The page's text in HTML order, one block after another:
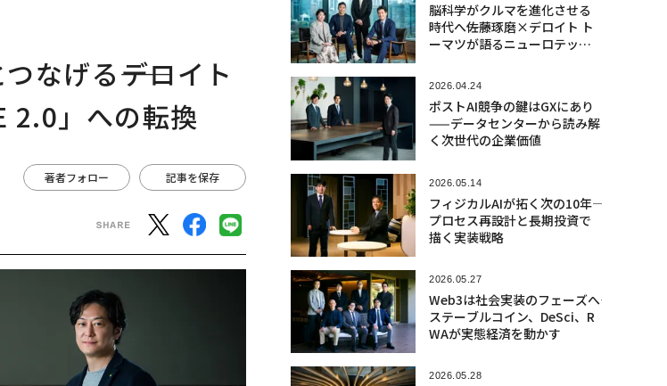
げる――デロイト
2.0」への転換
著者フォロー 記事を保存
脳科学がクルマを進化させる
時代へ――佐藤琢磨×デロイト ト
ーマツが語るニューロテック
2026.04.24
ポストAI競争の鍵はGXにあり
——データセンターから読み解
く次世代の企業価値
2026.05.14
フィジカルAIが拓く次の10年――
プロセス再設計と長期投資で
描く実装戦略
2026.05.27
Web3は社会実装のフェーズへ――
ステーブルコイン、DeSci、R
WAが実態経済を動かす
2026.05.28